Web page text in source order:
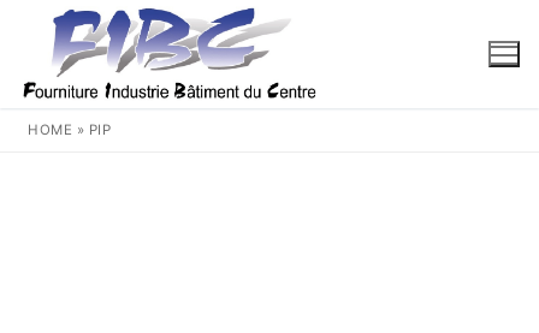
contenu
HOME » PIP